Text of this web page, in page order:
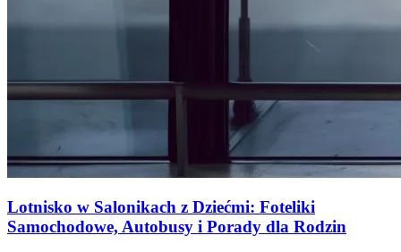
Lotnisko w Salonikach z Dziećmi: Foteliki
Samochodowe, Autobusy i Porady dla Rodzin